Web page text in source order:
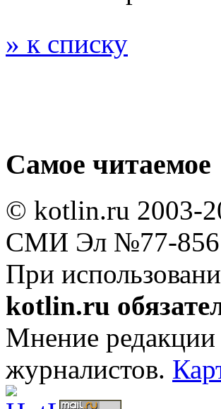
» к списку
Самое читаемое
© kotlin.ru 2003-
СМИ Эл №77-
При
kotlin.ru
Мнение редакции
журналистов.